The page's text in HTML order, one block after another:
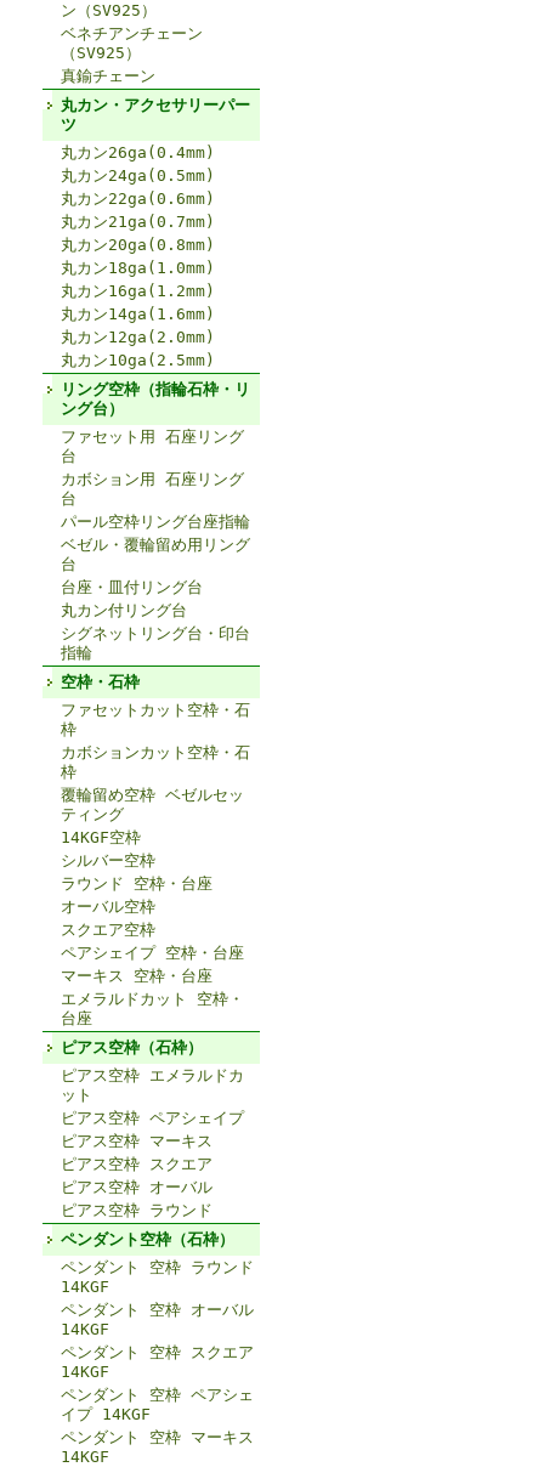
ン（SV925）
ベネチアンチェーン
（SV925）
真鍮チェーン
丸カン・アクセサリーパー
ツ
丸カン26ga(0.4mm)
丸カン24ga(0.5mm)
丸カン22ga(0.6mm)
丸カン21ga(0.7mm)
丸カン20ga(0.8mm)
丸カン18ga(1.0mm)
丸カン16ga(1.2mm)
丸カン14ga(1.6mm)
丸カン12ga(2.0mm)
丸カン10ga(2.5mm)
リング空枠（指輪石枠・リ
ング台）
ファセット用 石座リング
台
カボション用 石座リング
台
パール空枠リング台座指輪
ベゼル・覆輪留め用リング
台
台座・皿付リング台
丸カン付リング台
シグネットリング台・印台
指輪
空枠・石枠
ファセットカット空枠・石
枠
カボションカット空枠・石
枠
覆輪留め空枠 ベゼルセッ
ティング
14KGF空枠
シルバー空枠
ラウンド 空枠・台座
オーバル空枠
スクエア空枠
ペアシェイプ 空枠・台座
マーキス 空枠・台座
エメラルドカット 空枠・
台座
ピアス空枠（石枠）
ピアス空枠 エメラルドカ
ット
ピアス空枠 ペアシェイプ
ピアス空枠 マーキス
ピアス空枠 スクエア
ピアス空枠 オーバル
ピアス空枠 ラウンド
ペンダント空枠（石枠）
ペンダント 空枠 ラウンド
14KGF
ペンダント 空枠 オーバル
14KGF
ペンダント 空枠 スクエア
14KGF
ペンダント 空枠 ペアシェ
イプ 14KGF
ペンダント 空枠 マーキス
14KGF